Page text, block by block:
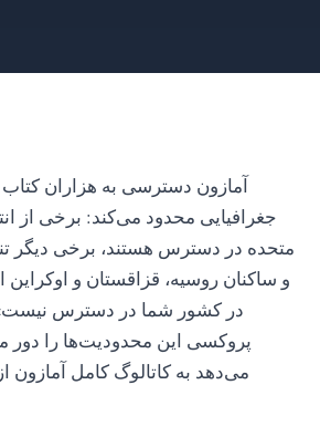
آمازون دسترسی به هزاران
جغرافیایی محدود می‌کند: برخی از
متحده در دسترس هستند، برخی دیگر تنها
و ساکنان روسیه، قزاقستان و اوکراین
در کشور شما در دسترس
پروکسی این محدودیت‌ها را دور
می‌دهد به کاتالوگ کامل آمازون